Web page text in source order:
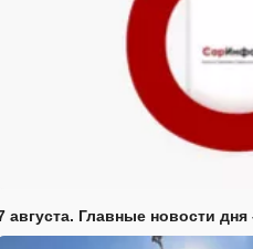
августа. Главные новости дня